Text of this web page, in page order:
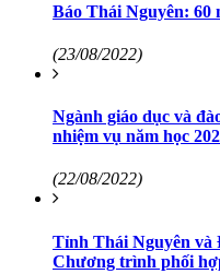
Báo Thái Nguyên: 60
(23/08/2022)
Ngành giáo dục và
nhiệm vụ năm học
(22/08/2022)
Tỉnh Thái Nguyên và
Chương trình phối